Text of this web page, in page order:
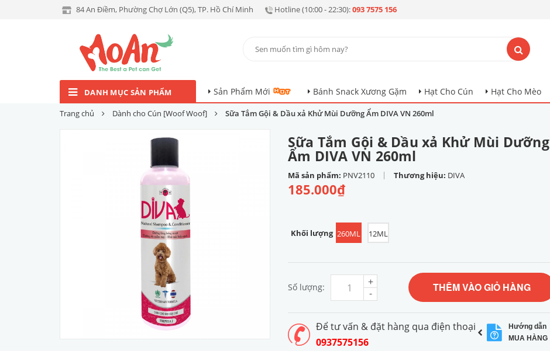
84 An Điềm, Phường Chợ Lớn (Q5), TP. Hồ Chí Minh Hotline (10:00 - 22:30):093 7575 156
DANH MỤC SẢN PHẨM Sản Phẩm Mới Bánh Snack Xương Gặm Hạt Cho Cún Hạt Cho Mèo
Trang chủ Dành cho Cún [Woof Woof] Sữa Tắm Gội & Dầu xả Khử Mùi Dưỡng Ẩm DIVA VN 260ml
Sữa Tắm Gội & Dầu xả Khử Mùi Dưỡng
Ẩm DIVA VN 260ml
Mã sản phẩm: PNV2110 | Thương hiệu: DIVA
185.000₫
Khối lượng 260ML 12ML
Số lượng: -
+ THÊM VÀO GIỎ HÀNG
Để tư vấn & đặt hàng qua điện thoại
0937575156
Hướng dẫn
MUA HÀNG